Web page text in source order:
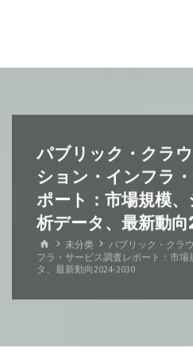
パブリック・クラ
ション・インフラ
ポート：市場規模
析データ、最新動
ホ
ー
ム
未分类
パブリック・クラ
フラ・サービス調査レポート：市
タ、最新動向2024-2030